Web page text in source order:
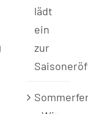
lädt
ein
zur